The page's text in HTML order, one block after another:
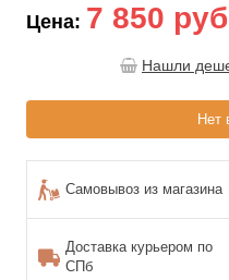
Цена: 7 850
Нашли
Нет
Самовывоз из магазина
Доставка курьером по
СПб